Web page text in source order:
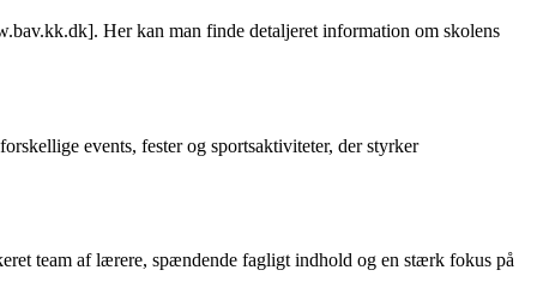
Her kan man finde detaljeret information om skolens
events, fester og sportsaktiviteter, der styrker
team af lærere, spændende fagligt indhold og en stærk fokus på